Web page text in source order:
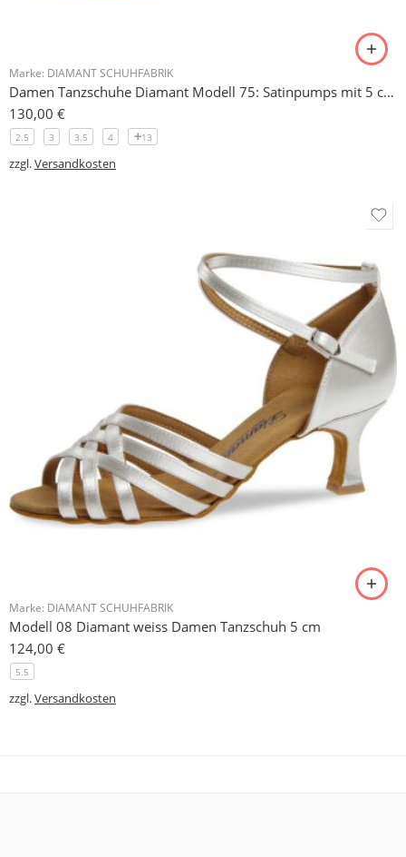
Marke: DIAMANT SCHUHFABRIK
Damen Tanzschuhe Diamant Modell 75: Satinpumps mit 5 cm Absatz, einfärbbar
130,00 €
2.5 3 3.5 4 13
zzgl.Versandkosten
Marke: DIAMANT SCHUHFABRIK
Modell 08 Diamant weiss Damen Tanzschuh 5 cm
124,00 €
5.5
zzgl.Versandkosten